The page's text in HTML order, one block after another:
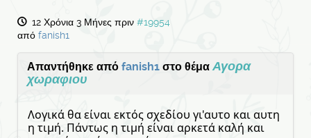
12 Χρόνια 3 Μήνες πριν #19954
από fanish1
Απαντήθηκε από fanish1 στο θέμα Αγορα
χωραφιου
Λογικά θα είναι εκτός σχεδίου γι'αυτο και αυτη
η τιμή. Πάντως η τιμή είναι αρκετά καλή και